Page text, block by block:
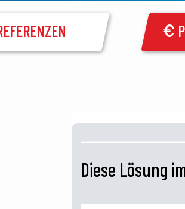
Diese Lösung